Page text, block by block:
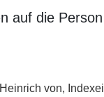
auf die Person
von,